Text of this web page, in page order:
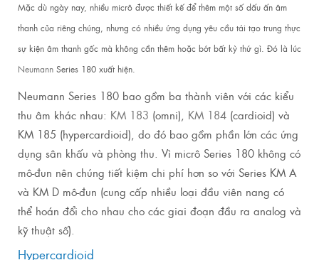
Mặc dù ngày nay, nhiều micrô được thiết kế để thêm một số dấu ấn âm
thanh của riêng chúng, nhưng có nhiều ứng dụng yêu cầu tái tạo trung thực
sự kiện âm thanh gốc mà không cần thêm hoặc bớt bất kỳ thứ gì. Đó là lúc
Neumann Series 180 xuất hiện.
Neumann Series 180 bao gồm ba thành viên với các kiểu
thu âm khác nhau: KM 183 (omni), KM 184 (cardioid) và
KM 185 (hypercardioid), do đó bao gồm phần lớn các ứng
dụng sân khấu và phòng thu. Vì micrô Series 180 không có
mô-đun nên chúng tiết kiệm chi phí hơn so với Series KM A
và KM D mô-đun (cung cấp nhiều loại đầu viên nang có
thể hoán đổi cho nhau cho các giai đoạn đầu ra analog và
kỹ thuật số).
Hypercardioid